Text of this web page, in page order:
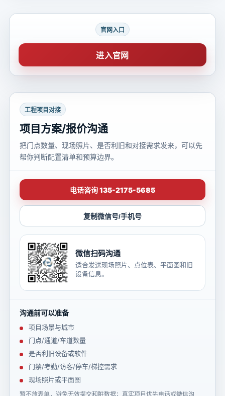
官网入口
进入官网
工程项目对接
项目方案/报价沟通
把门点数量、现场照片、是否利旧和对接需求发来，可以先
帮你判断配置清单和预算边界。
电话咨询 135-2175-5685
复制微信号/手机号
微信扫码沟通
适合发送现场照片、点位表、平面图和旧
设备信息。
沟通前可以准备
项目场景与城市
门点/通道/车道数量
是否利旧设备或软件
门禁/考勤/访客/停车/梯控需求
现场照片或平面图
暂不放表单，避免无效提交和脏数据；真实项目优先电话或微信沟